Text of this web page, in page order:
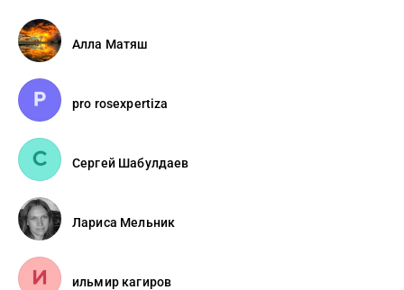
Алла Матяш
pro rosexpertiza
Сергей Шабулдаев
Лариса Мельник
ильмир кагиров